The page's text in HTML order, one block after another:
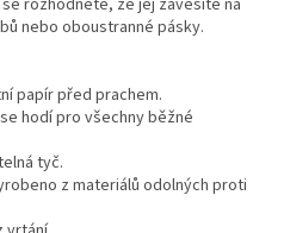
rozhodnete, že jej zavěsíte na
nebo oboustranné pásky.
papír před prachem.
hodí pro všechny běžné
tyč.
z materiálů odolných proti